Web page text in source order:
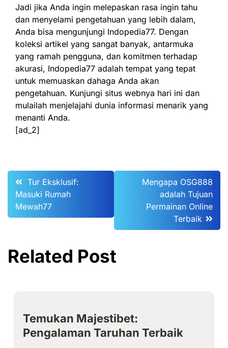
Jadi jika Anda ingin melepaskan rasa ingin tahu
dan menyelami pengetahuan yang lebih dalam,
Anda bisa mengunjungi Indopedia77. Dengan
koleksi artikel yang sangat banyak, antarmuka
yang ramah pengguna, dan komitmen terhadap
akurasi, Indopedia77 adalah tempat yang tepat
untuk memuaskan dahaga Anda akan
pengetahuan. Kunjungi situs webnya hari ini dan
mulailah menjelajahi dunia informasi menarik yang
menanti Anda.
[ad_2]
Post
navigation
Tur Eksklusif:
Masuki Rumah
Mewah77
Mengapa OSG888
adalah Tujuan
Permainan Online
Terbaik
Related Post
Temukan Majestibet:
Pengalaman Taruhan Terbaik